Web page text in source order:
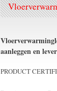
aanleggen en
PRODUCT